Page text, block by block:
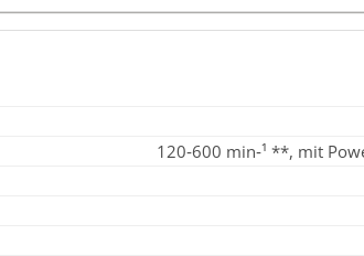
120‑600 min‑¹ **, mit